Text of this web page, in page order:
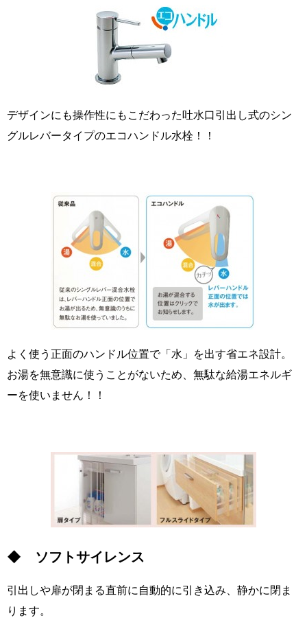
デザインにも操作性にもこだわった吐水口引出し式のシン
グルレバータイプのエコハンドル水栓！！
よく使う正面のハンドル位置で「水」を出す省エネ設計。
お湯を無意識に使うことがないため、無駄な給湯エネルギ
ーを使いません！！
◆ ソフトサイレンス
引出しや扉が閉まる直前に自動的に引き込み、静かに閉ま
ります。